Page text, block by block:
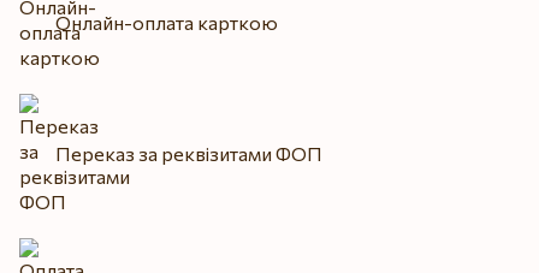
Онлайн-оплата карткою
Переказ за реквізитами ФОП